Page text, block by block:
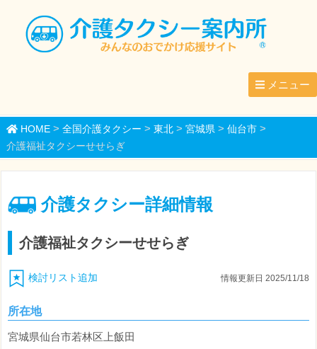
メニュー
HOME> 全国介護タクシー > 東北> 宮城県> 仙台市>
介護福祉タクシーせせらぎ
介護タクシー詳細情報
介護福祉タクシーせせらぎ
検討リスト追加 情報更新日 2025/11/18
所在地
宮城県仙台市若林区上飯田